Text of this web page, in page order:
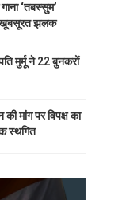
‘तबस्सुम’
खूबसूरत झलक
मुर्मू ने 22 बुनकरों
मांग पर विपक्ष का
स्थगित